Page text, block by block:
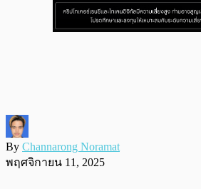
By Channarong Noramat
พฤศจิกายน 11, 2025